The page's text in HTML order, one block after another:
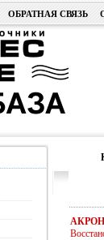
ОБРАТНАЯ СВЯЗЬ